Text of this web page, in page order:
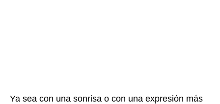
Ya sea con una sonrisa o con una expresión más